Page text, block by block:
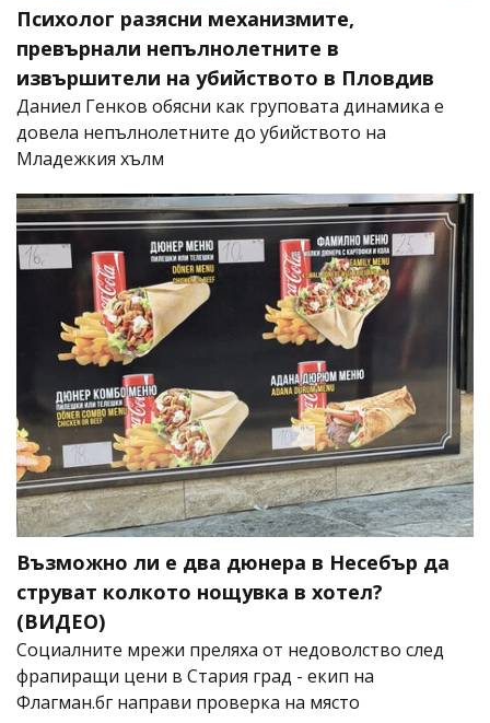
Психолог разясни механизмите,
превърнали непълнолетните в
извършители на убийството в Пловдив
Даниел Генков обясни как груповата динамика е
довела непълнолетните до убийството на
Младежкия хълм
Възможно ли е два дюнера в Несебър да
струват колкото нощувка в хотел?
(ВИДЕО)
Социалните мрежи преляха от недоволство след
фрапиращи цени в Стария град - екип на
Флагман.бг направи проверка на място